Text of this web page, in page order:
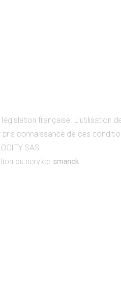
française. L’utilisation
pris connaissance de ces
SAS.
du service smanck